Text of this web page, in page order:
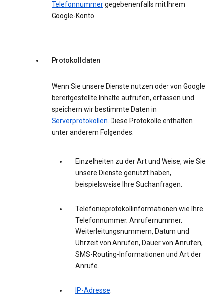
Telefonnummergegebenenfalls mit Ihrem
Google-Konto.
Protokolldaten
Wenn Sie unsere Dienste nutzen oder von Google
bereitgestellte Inhalte aufrufen, erfassen und
speichern wir bestimmte Daten in
Serverprotokollen. Diese Protokolle enthalten
unter anderem Folgendes:
Einzelheiten zu der Art und Weise, wie Sie
unsere Dienste genutzt haben,
beispielsweise Ihre Suchanfragen.
Telefonieprotokollinformationen wie Ihre
Telefonnummer, Anrufernummer,
Weiterleitungsnummern, Datum und
Uhrzeit von Anrufen, Dauer von Anrufen,
SMS-Routing-Informationen und Art der
Anrufe.
IP-Adresse.